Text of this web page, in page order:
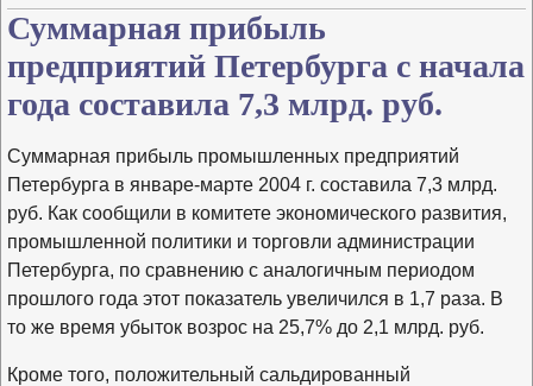
Суммарная прибыль
предприятий Петербурга с начала
года составила 7,3 млрд. руб.
Суммарная прибыль промышленных предприятий
Петербурга в январе-марте 2004 г. составила 7,3 млрд.
руб. Как сообщили в комитете экономического развития,
промышленной политики и торговли администрации
Петербурга, по сравнению с аналогичным периодом
прошлого года этот показатель увеличился в 1,7 раза. В
то же время убыток возрос на 25,7% до 2,1 млрд. руб.
Кроме того, положительный сальдированный